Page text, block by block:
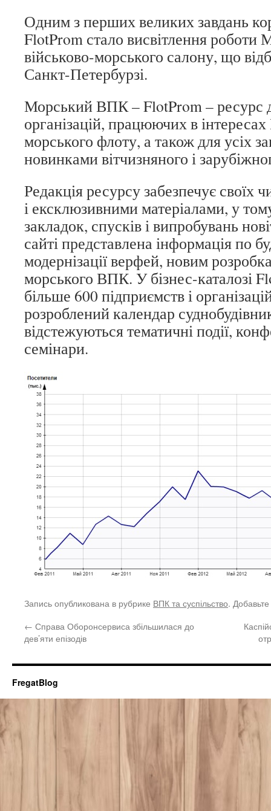
Одним з перших великих завдань
FlotProm стало висвітлення роботи
військово-морського салону, що
Санкт-Петербурзі.
Морський ВПК – FlotProm – ресурс
організацій, працюючих в
морського флоту, а також для усіх
новинками вітчизняного і
Редакція ресурсу забезпечує своїх
і ексклюзивними матеріалами, у
закладок, спусків і випробувань
сайті представлена інформація по
модернізації верфей, новим
морського ВПК. У бізнес-каталозі
більше 600 підприємств і
розроблений календар
відстежуються тематичні події,
семінари.
Запись опубликована в рубрике ВПК та суспільство.
← Справа Оборонсервиса збільшилася до
дев’яти епізодів
FregatBlog